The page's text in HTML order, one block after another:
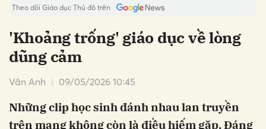
Theo dõi Giáo dục Thủ đô trên
'Khoảng trống' giáo dục về lòng
dũng cảm
Vân Anh 09/05/2026 10:45
Những clip học sinh đánh nhau lan truyền
trên mạng không còn là điều hiếm gặp. Đáng
Hủy Gửi